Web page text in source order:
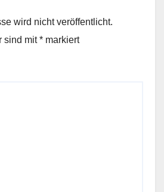
wird nicht veröffentlicht.
sind mit* markiert